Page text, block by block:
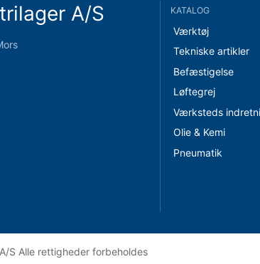
A/S KATALOG
Værktøj
Tekniske artikler
Befæstigelse
Løftegrej
Værksteds
Olie & Kemi
Pneumatik
S Alle rettigheder forbeholdes